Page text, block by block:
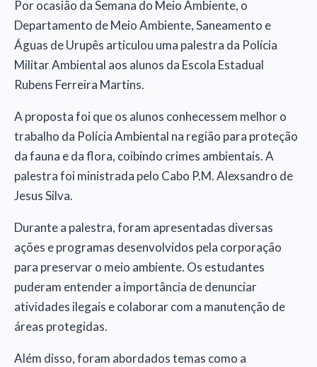
Por ocasião da Semana do Meio Ambiente, o
Departamento de Meio Ambiente, Saneamento e
Águas de Urupês articulou uma palestra da Polícia
Militar Ambiental aos alunos da Escola Estadual
Rubens Ferreira Martins.
A proposta foi que os alunos conhecessem melhor o
trabalho da Polícia Ambiental na região para proteção
da fauna e da flora, coibindo crimes ambientais. A
palestra foi ministrada pelo Cabo P.M. Alexsandro de
Jesus Silva.
Durante a palestra, foram apresentadas diversas
ações e programas desenvolvidos pela corporação
para preservar o meio ambiente. Os estudantes
puderam entender a importância de denunciar
atividades ilegais e colaborar com a manutenção de
áreas protegidas.
Além disso, foram abordados temas como a